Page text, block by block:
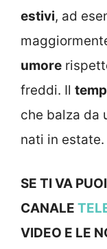
estivi, ad
umore
freddi. Il
che balza da
nati in estate.
SE TI VA
CANALE
VIDEO E LE